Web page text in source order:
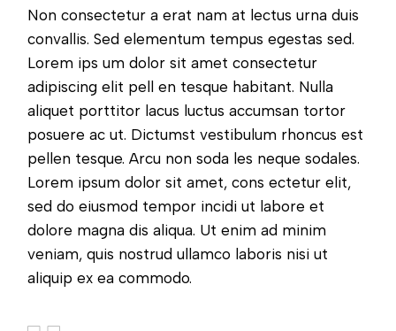
Non consectetur a erat nam at lectus urna duis
convallis. Sed elementum tempus egestas sed.
Lorem ips um dolor sit amet consectetur
adipiscing elit pell en tesque habitant. Nulla
aliquet porttitor lacus luctus accumsan tortor
posuere ac ut. Dictumst vestibulum rhoncus est
pellen tesque. Arcu non soda les neque sodales.
Lorem ipsum dolor sit amet, cons ectetur elit,
sed do eiusmod tempor incidi ut labore et
dolore magna dis aliqua. Ut enim ad minim
veniam, quis nostrud ullamco laboris nisi ut
aliquip ex ea commodo.